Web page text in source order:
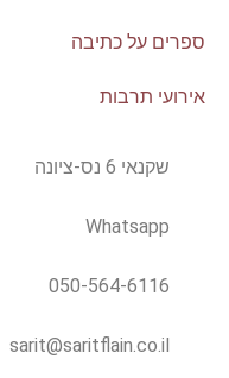
ספרים על כתיבה
אירועי תרבות
שקנאי 6 נס-ציונה
Whatsapp
050-564-6116
sarit@saritflain.co.il